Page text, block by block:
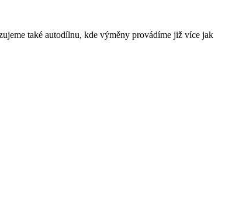
také autodílnu, kde výměny provádíme již více jak